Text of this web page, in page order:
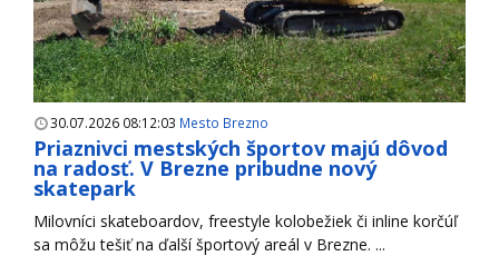
30.07.2026 08:12:03 Mesto Brezno
Priaznivci mestských športov majú dôvod
na radosť. V Brezne pribudne nový
skatepark
Milovníci skateboardov, freestyle kolobežiek či inline korčúľ
sa môžu tešiť na ďalší športový areál v Brezne. ...